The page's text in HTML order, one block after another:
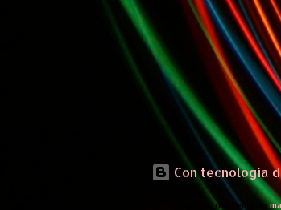
Con tecnología
Imágenes del tema de